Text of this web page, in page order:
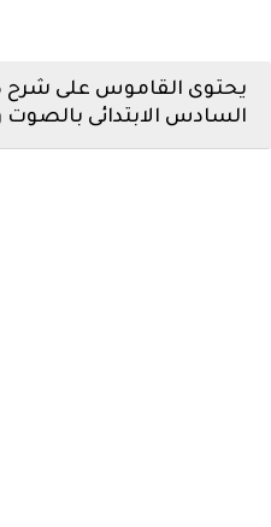
يحتوى القاموس على شرح
السادس الابتدائى بالصوت